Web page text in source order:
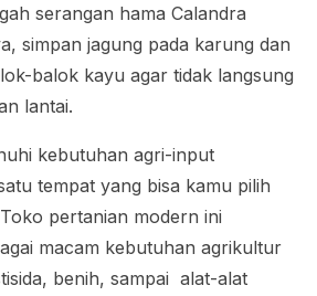
serangan hama Calandra
simpan jagung pada karung dan
balok kayu agar tidak langsung
lantai.
kebutuhan agri-input
tempat yang bisa kamu pilih
pertanian modern ini
macam kebutuhan agrikultur
benih, sampai alat-alat